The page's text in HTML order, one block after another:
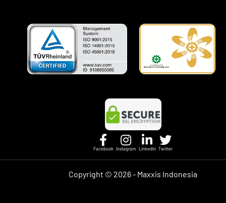
Facebook Instagram Linkedin Twitter
Copyright © 2026 - Maxxis Indonesia